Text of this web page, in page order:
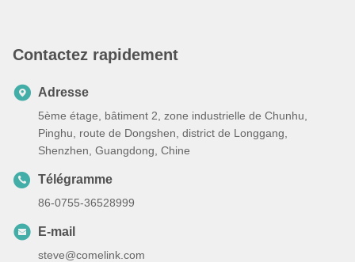
Contactez rapidement
Adresse
5ème étage, bâtiment 2, zone industrielle de Chunhu,
Pinghu, route de Dongshen, district de Longgang,
Shenzhen, Guangdong, Chine
Télégramme
86-0755-36528999
E-mail
steve@comelink.com